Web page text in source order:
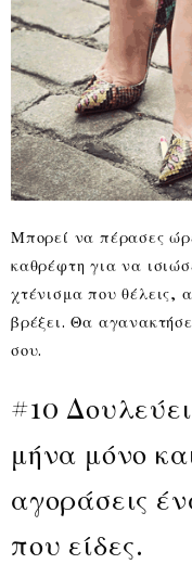
Μπορεί να πέρασες
καθρέφτη για να
χτένισμα που θέλεις,
βρέξει. Θα
σου.
#10
μήνα μόνο
αγοράσεις
που είδες.